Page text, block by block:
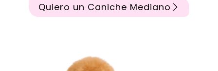
Quiero un Caniche Mediano